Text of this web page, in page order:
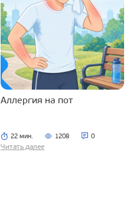
Аллергия на пот
22 мин. 1208 0
Читать далее